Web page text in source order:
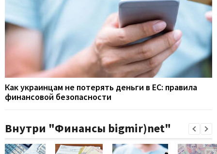
Как украинцам не потерять деньги в ЕС: правила
финансовой безопасности
Внутри "Финансы bigmir)net"